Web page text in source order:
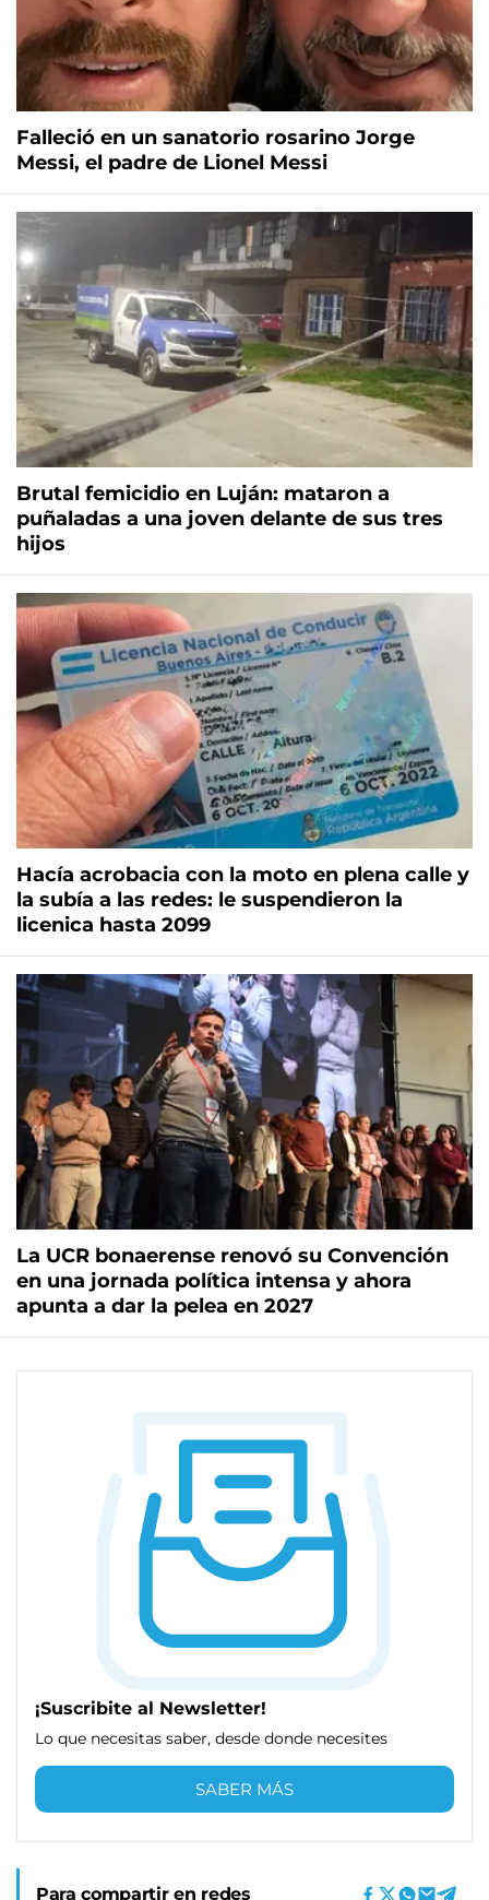
Falleció en un sanatorio rosarino Jorge
Messi, el padre de Lionel Messi
Brutal femicidio en Luján: mataron a
puñaladas a una joven delante de sus tres
hijos
Hacía acrobacia con la moto en plena calle y
la subía a las redes: le suspendieron la
licenica hasta 2099
La UCR bonaerense renovó su Convención
en una jornada política intensa y ahora
apunta a dar la pelea en 2027
¡Suscribite al Newsletter!
Lo que necesitas saber, desde donde necesites
SABER MÁS
Para compartir en redes